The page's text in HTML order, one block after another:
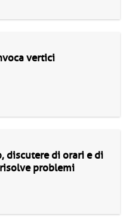
vertici
discutere di orari e di
problemi